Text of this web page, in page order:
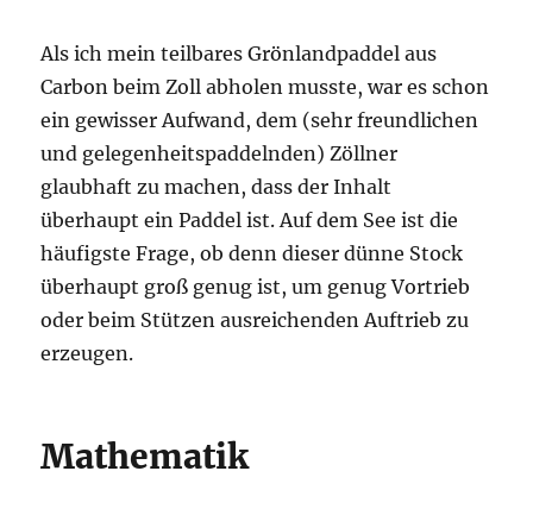
Als ich mein teilbares Grönlandpaddel aus
Carbon beim Zoll abholen musste, war es schon
ein gewisser Aufwand, dem (sehr freundlichen
und gelegenheitspaddelnden) Zöllner
glaubhaft zu machen, dass der Inhalt
überhaupt ein Paddel ist. Auf dem See ist die
häufigste Frage, ob denn dieser dünne Stock
überhaupt groß genug ist, um genug Vortrieb
oder beim Stützen ausreichenden Auftrieb zu
erzeugen.
Mathematik